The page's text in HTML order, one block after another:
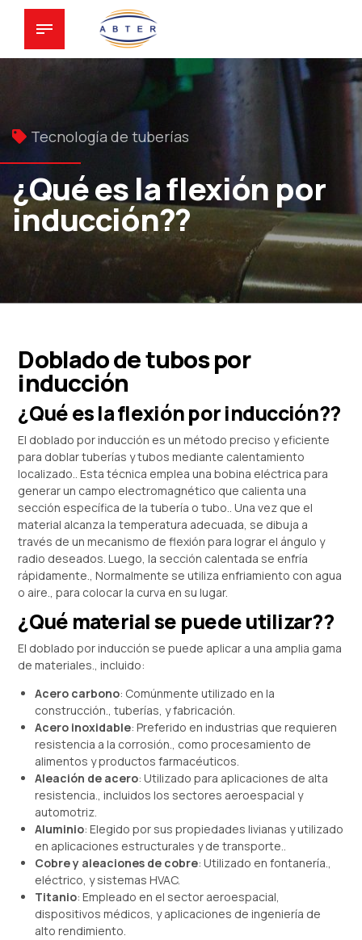
Tecnología de tuberías
¿Qué es la flexión por
inducción??
Doblado de tubos por
inducción
¿Qué es la flexión por inducción??
El doblado por inducción es un método preciso y eficiente
para doblar tuberías y tubos mediante calentamiento
localizado.. Esta técnica emplea una bobina eléctrica para
generar un campo electromagnético que calienta una
sección específica de la tubería o tubo.. Una vez que el
material alcanza la temperatura adecuada, se dibuja a
través de un mecanismo de flexión para lograr el ángulo y
radio deseados. Luego, la sección calentada se enfría
rápidamente., Normalmente se utiliza enfriamiento con agua
o aire., para colocar la curva en su lugar.
¿Qué material se puede utilizar??
El doblado por inducción se puede aplicar a una amplia gama
de materiales., incluido:
Acero carbono: Comúnmente utilizado en la
construcción., tuberías, y fabricación.
Acero inoxidable: Preferido en industrias que requieren
resistencia a la corrosión., como procesamiento de
alimentos y productos farmacéuticos.
Aleación de acero: Utilizado para aplicaciones de alta
resistencia., incluidos los sectores aeroespacial y
automotriz.
Aluminio: Elegido por sus propiedades livianas y utilizado
en aplicaciones estructurales y de transporte..
Cobre y aleaciones de cobre: Utilizado en fontanería.,
eléctrico, y sistemas HVAC.
Titanio: Empleado en el sector aeroespacial,
dispositivos médicos, y aplicaciones de ingeniería de
alto rendimiento.